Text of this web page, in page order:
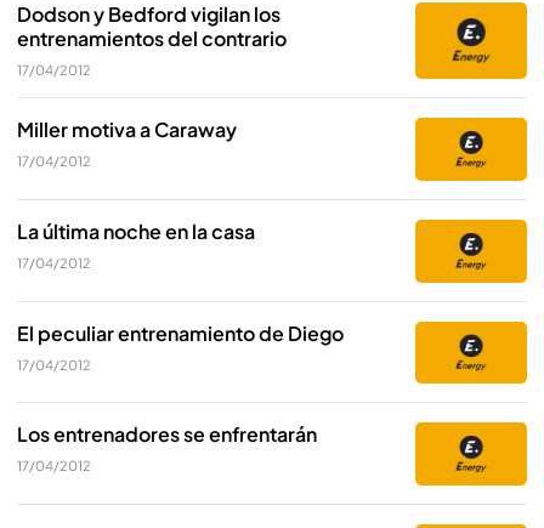
Dodson y Bedford vigilan los
entrenamientos del contrario
17/04/2012
Miller motiva a Caraway
17/04/2012
La última noche en la casa
17/04/2012
El peculiar entrenamiento de Diego
17/04/2012
Los entrenadores se enfrentarán
17/04/2012